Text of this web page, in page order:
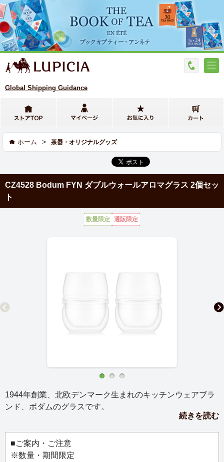
Global Shipping Guidance
ホーム > 茶器・オリジナルグッズ
CZ4528 Bodum FYN ダブルウォールアロマグラス 2個セッ
ト
数量限定 通販限定
1944年創業、北欧デンマーク生まれのキッチンウェアブラ
ンド、ボダムのグラスです。
丸いフォルム、飲み口をすぼめた形状が特徴のダブルウォ
ールアロマグラスです。
この形状が飲み物の香りをグラス内に閉じ込め、紅茶、日
本茶のほか、コーヒーやワイン、日本酒などその味や香り
続きを読む
■ご案内・ご注意
※数量・期間限定